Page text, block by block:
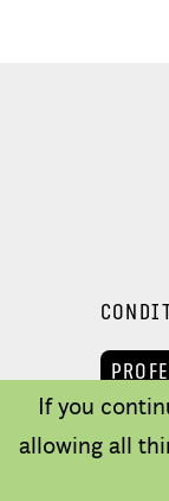
If you
allowing all